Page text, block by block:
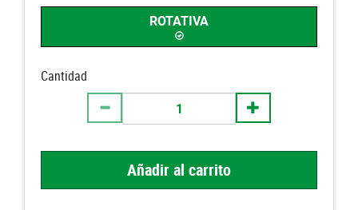
ROTATIVA
Cantidad
Añadir al carrito